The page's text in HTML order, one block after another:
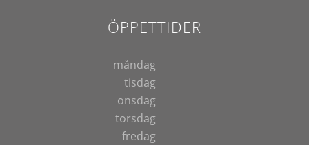
ÖPPETTIDER
måndag
tisdag
onsdag
torsdag
fredag